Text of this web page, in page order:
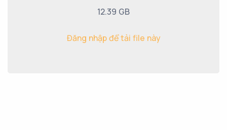
12.39 GB
Đăng nhập để tải file này